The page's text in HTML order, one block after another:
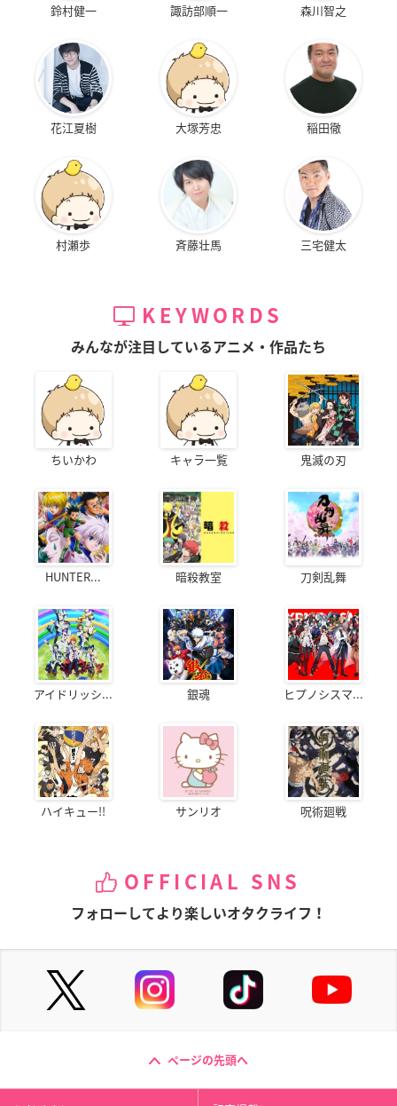
鈴村健一 諏訪部順一 森川智之
花江夏樹 大塚芳忠 稲田徹
村瀬歩 斉藤壮馬 三宅健太
KEYWORDS
みんなが注目しているアニメ・作品たち
ちいかわ キャラ一覧 鬼滅の刃
HUNTER... 暗殺教室 刀剣乱舞
アイドリッシ... 銀魂 ヒプノシスマ...
ハイキュー!! サンリオ 呪術廻戦
OFFICIAL SNS
フォローしてより楽しいオタクライフ！
ページの先頭へ